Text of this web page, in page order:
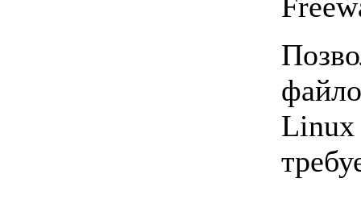
Linux